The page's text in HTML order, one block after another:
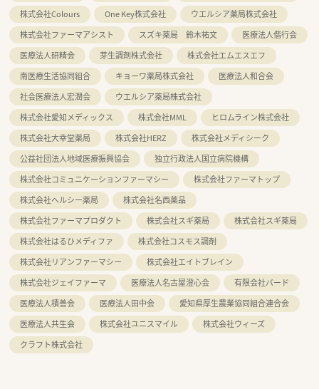
株式会社Colours
One Key株式会社
ウエルシア薬局株式会社
株式会社ファーマアシスト
スズキ薬局 鈴木祐文
医療法人偕行会
医療法人研精会
芽生調剤株式会社
株式会社エムエスエフ
南医療生活協同組合
キョーワ薬局株式会社
医療法人和合会
社会医療法人宏潤会
ウエルシア薬局株式会社
株式会社愛知メディックス
株式会社MML
ヒロムライン株式会社
株式会社大幸堂薬局
株式会社HERZ
株式会社メディシーク
公益社団法人地域医療振興協会
独立行政法人国立病院機構
株式会社コミュニケーションファーマシー
株式会社ファーマトップ
株式会社ヘルシー薬局
株式会社名西薬品
株式会社ファーマプロダクト
株式会社スギ薬局
株式会社スギ薬局
株式会社はるひメディファ
株式会社コスモス調剤
株式会社リアンファーマシー
株式会社エイトブレイン
株式会社ジェイファーマ
医療法人名古屋澄心会
有限会社バード
医療法人積善会
医療法人田中会
愛知県厚生農業協同組合連合会
医療法人共生会
株式会社ユニスマイル
株式会社ウィーズ
クラフト株式会社